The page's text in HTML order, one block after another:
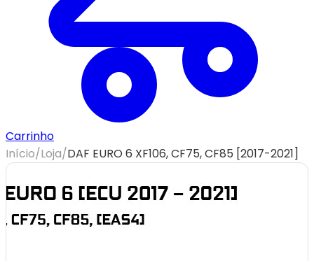
Carrinho
Início/Loja/DAF EURO 6 XF106, CF75, CF85 [2017-2021]